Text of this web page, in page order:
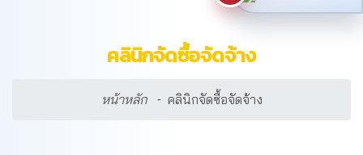
คลินิกจัดซื้อจัดจ้าง
หน้าหลัก คลินิกจัดซื้อจัดจ้าง